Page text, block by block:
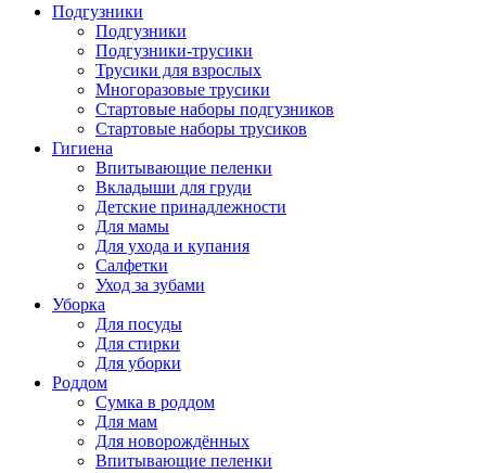
Подгузники
Подгузники
Подгузники-трусики
Трусики для взрослых
Многоразовые трусики
Стартовые наборы подгузников
Стартовые наборы трусиков
Гигиена
Впитывающие пеленки
Вкладыши для груди
Детские принадлежности
Для мамы
Для ухода и купания
Салфетки
Уход за зубами
Уборка
Для посуды
Для стирки
Для уборки
Роддом
Сумка в роддом
Для мам
Для новорождённых
Впитывающие пеленки